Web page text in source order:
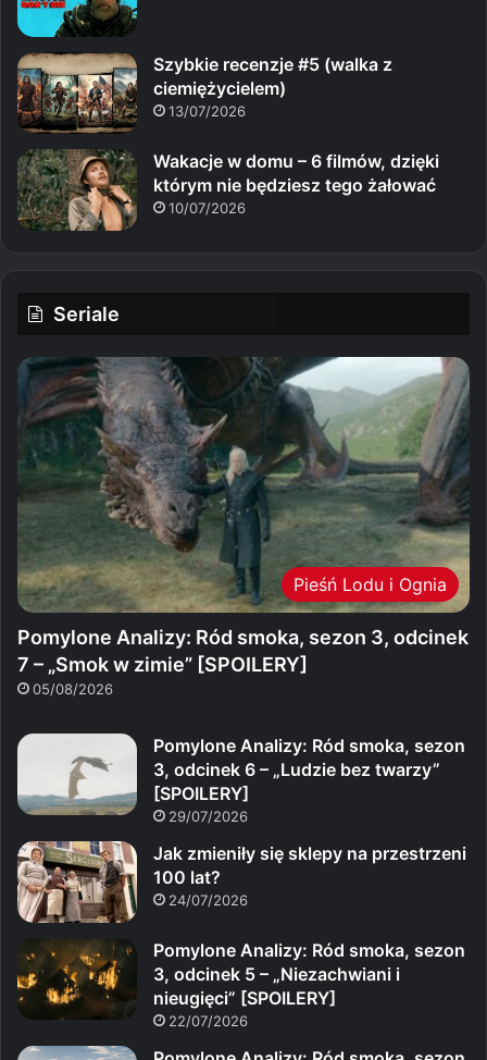
Szybkie recenzje #5 (walka z
ciemiężycielem)
13/07/2026
Wakacje w domu – 6 filmów, dzięki
którym nie będziesz tego żałować
10/07/2026
Seriale
Pieśń Lodu i Ognia
Pomylone Analizy: Ród smoka, sezon 3, odcinek
7 – „Smok w zimie” [SPOILERY]
05/08/2026
Pomylone Analizy: Ród smoka, sezon
3, odcinek 6 – „Ludzie bez twarzy”
[SPOILERY]
29/07/2026
Jak zmieniły się sklepy na przestrzeni
100 lat?
24/07/2026
Pomylone Analizy: Ród smoka, sezon
3, odcinek 5 – „Niezachwiani i
nieugięci” [SPOILERY]
22/07/2026